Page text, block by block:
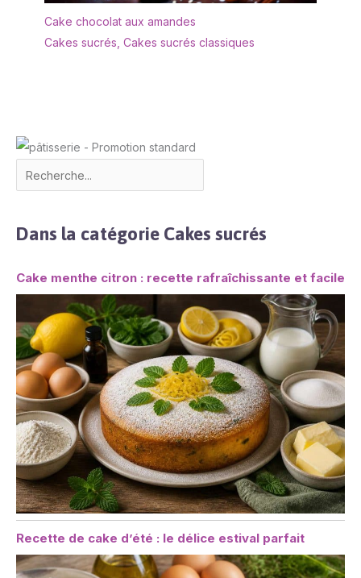
Tirma, qui propose une
gamme de produits de
haute qualité.
Cake chocolat aux amandes
Cakes sucrés Cakes sucrés classiques
Dans la catégorie Cakes sucrés
Cake menthe citron : recette rafraîchissante et facile
Recette de cake d’été : le délice estival parfait